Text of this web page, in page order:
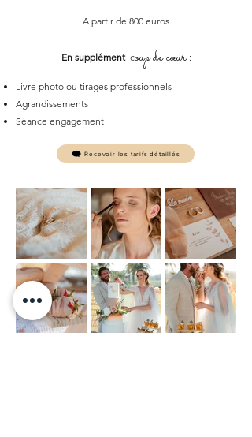
A partir de 800 euros
En supplément coup de cœur:
Livre photo ou tirages professionnels
Agrandissements
Séance engagement
Recevoir les tarifs détaillés